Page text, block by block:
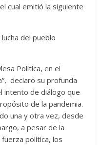
cual emitió la siguiente
del pueblo
Política, en el
declaró su profunda
intento de diálogo que
de la pandemia.
una y otra vez, desde
a pesar de la
política, los